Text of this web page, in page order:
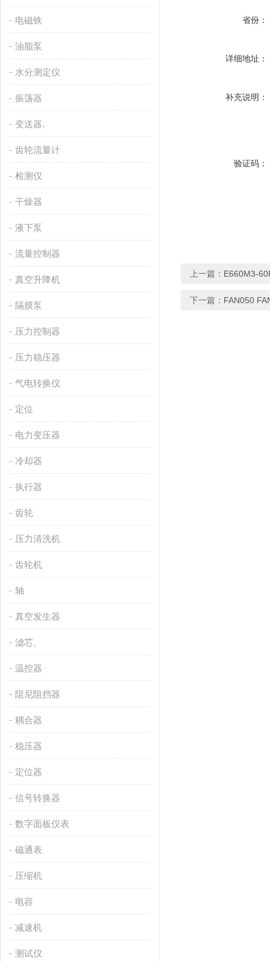
电磁铁
油脂泵
水分测定仪
振荡器
变送器.
齿轮流量计
检测仪
干燥器
液下泵
流量控制器
真空升降机
隔膜泵
压力控制器
压力稳压器
气电转换仪
定位
电力变压器
冷却器
执行器
齿轮
压力清洗机
齿轮机
轴
真空发生器
滤芯、
温控器
阻尼阻挡器
耦合器
稳压器
定位器
信号转换器
数字面板仪表
磁通表
压缩机
电容
减速机
测试仪
省份：
详细地址：
补充说明：
验证码：
上一篇： E660M3-
下一篇： FAN050